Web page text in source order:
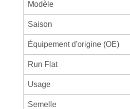
Modèle
Saison
Équipement d'origine (OE)
Run Flat
Usage
Semelle